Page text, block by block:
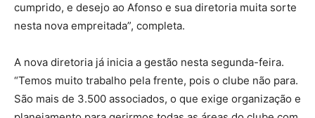
cumprido, e desejo ao Afonso e sua diretoria muita sorte
nesta nova empreitada”, completa.
A nova diretoria já inicia a gestão nesta segunda-feira.
“Temos muito trabalho pela frente, pois o clube não para.
São mais de 3.500 associados, o que exige organização e